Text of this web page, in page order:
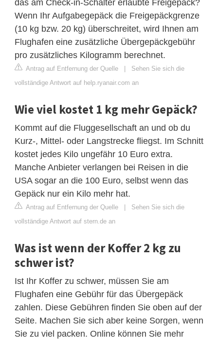
das am Check-in-Schalter erlaubte Freigepäck?
Wenn Ihr Aufgabegepäck die Freigepäckgrenze
(10 kg bzw. 20 kg) überschreitet, wird Ihnen am
Flughafen eine zusätzliche Übergepäckgebühr
pro zusätzliches Kilogramm berechnet.
Antrag auf Entfernung der Quelle | Sehen Sie sich die
vollständige Antwort auf help.ryanair.com an
Wie viel kostet 1 kg mehr Gepäck?
Kommt auf die Fluggesellschaft an und ob du
Kurz-, Mittel- oder Langstrecke fliegst. Im Schnitt
kostet jedes Kilo ungefähr 10 Euro extra.
Manche Anbieter verlangen bei Reisen in die
USA sogar an die 100 Euro, selbst wenn das
Gepäck nur ein Kilo mehr hat.
Antrag auf Entfernung der Quelle | Sehen Sie sich die
vollständige Antwort auf stern.de an
Was ist wenn der Koffer 2 kg zu
schwer ist?
Ist Ihr Koffer zu schwer, müssen Sie am
Flughafen eine Gebühr für das Übergepäck
zahlen. Diese Gebühren finden Sie oben auf der
Seite. Machen Sie sich aber keine Sorgen, wenn
Sie zu viel packen. Online können Sie mehr